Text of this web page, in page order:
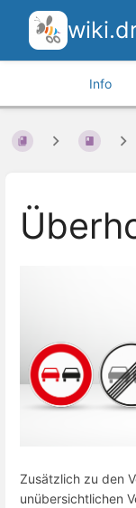
Info
Zusätzlich zu den
unübersichtlichen